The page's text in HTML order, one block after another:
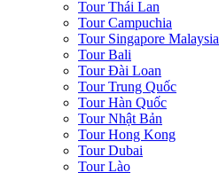
Tour Thái Lan
Tour Campuchia
Tour Singapore Malaysia
Tour Bali
Tour Đài Loan
Tour Trung Quốc
Tour Hàn Quốc
Tour Nhật Bản
Tour Hong Kong
Tour Dubai
Tour Lào